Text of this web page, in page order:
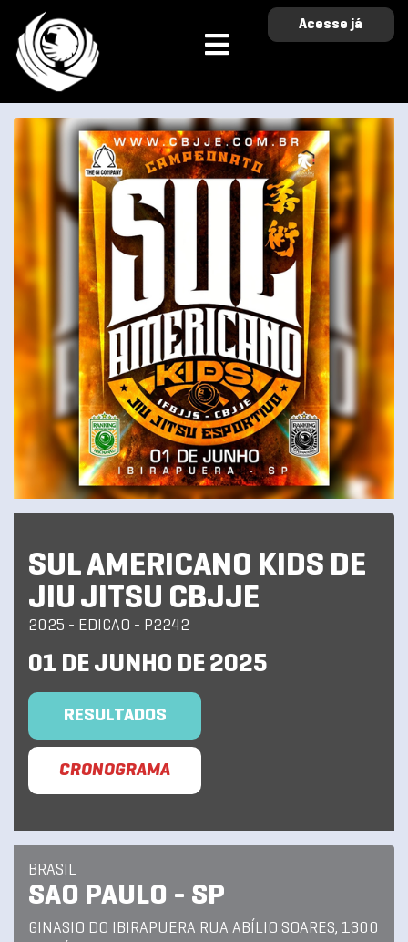
Acesse já
SUL AMERICANO KIDS DE
JIU JITSU CBJJE
2025 - EDICAO - P2242
01 DE JUNHO DE 2025
RESULTADOS
CRONOGRAMA
BRASIL
SAO PAULO - SP
GINASIO DO IBIRAPUERA RUA ABÍLIO SOARES, 1300